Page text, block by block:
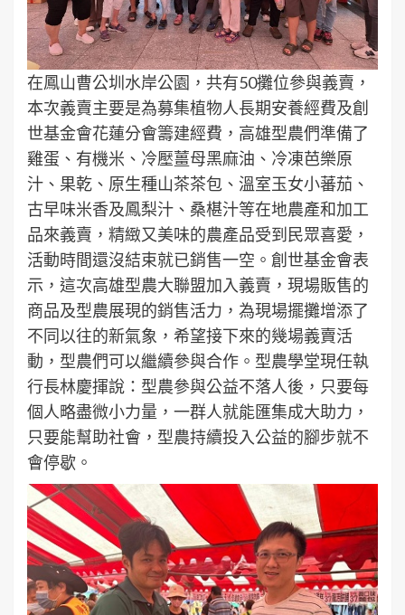
在鳳山曹公圳水岸公園，共有50攤位參與義賣，
本次義賣主要是為募集植物人長期安養經費及創
世基金會花蓮分會籌建經費，高雄型農們準備了
雞蛋、有機米、冷壓薑母黑麻油、冷凍芭樂原
汁、果乾、原生種山茶茶包、溫室玉女小蕃茄、
古早味米香及鳳梨汁、桑椹汁等在地農產和加工
品來義賣，精緻又美味的農產品受到民眾喜愛，
活動時間還沒結束就已銷售一空。創世基金會表
示，這次高雄型農大聯盟加入義賣，現場販售的
商品及型農展現的銷售活力，為現場擺攤增添了
不同以往的新氣象，希望接下來的幾場義賣活
動，型農們可以繼續參與合作。型農學堂現任執
行長林慶揮說：型農參與公益不落人後，只要每
個人略盡微小力量，一群人就能匯集成大助力，
只要能幫助社會，型農持續投入公益的腳步就不
會停歇。